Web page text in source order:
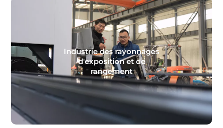
Industrie des rayonnages
d'exposition et de
rangement